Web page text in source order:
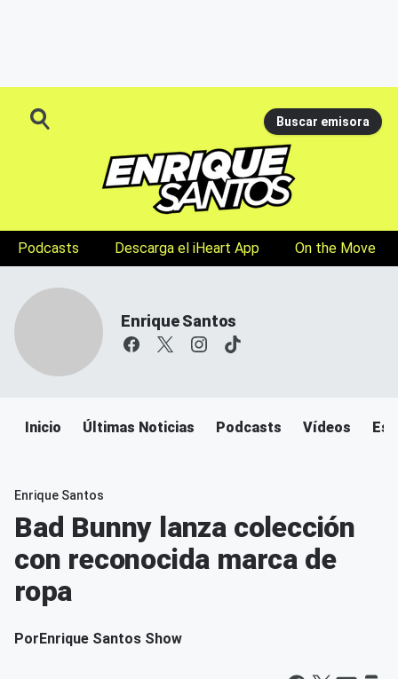
Buscar emisora
Podcasts Descarga el iHeart App On the Move
Enrique Santos
Inicio Últimas Noticias Podcasts Vídeos
Enrique Santos
Bad Bunny lanza colección
con reconocida marca de
ropa
PorEnrique Santos Show